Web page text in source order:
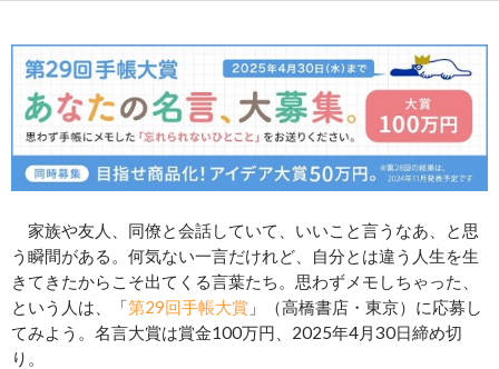
家族や友人、同僚と会話していて、いいこと言うなあ、と思
う瞬間がある。何気ない一言だけれど、自分とは違う人生を生
きてきたからこそ出てくる言葉たち。思わずメモしちゃった、
という人は、「第29回手帳大賞 」（高橋書店・東京）に応募し
てみよう。名言大賞は賞金100万円、2025年4月30日締め切
り。